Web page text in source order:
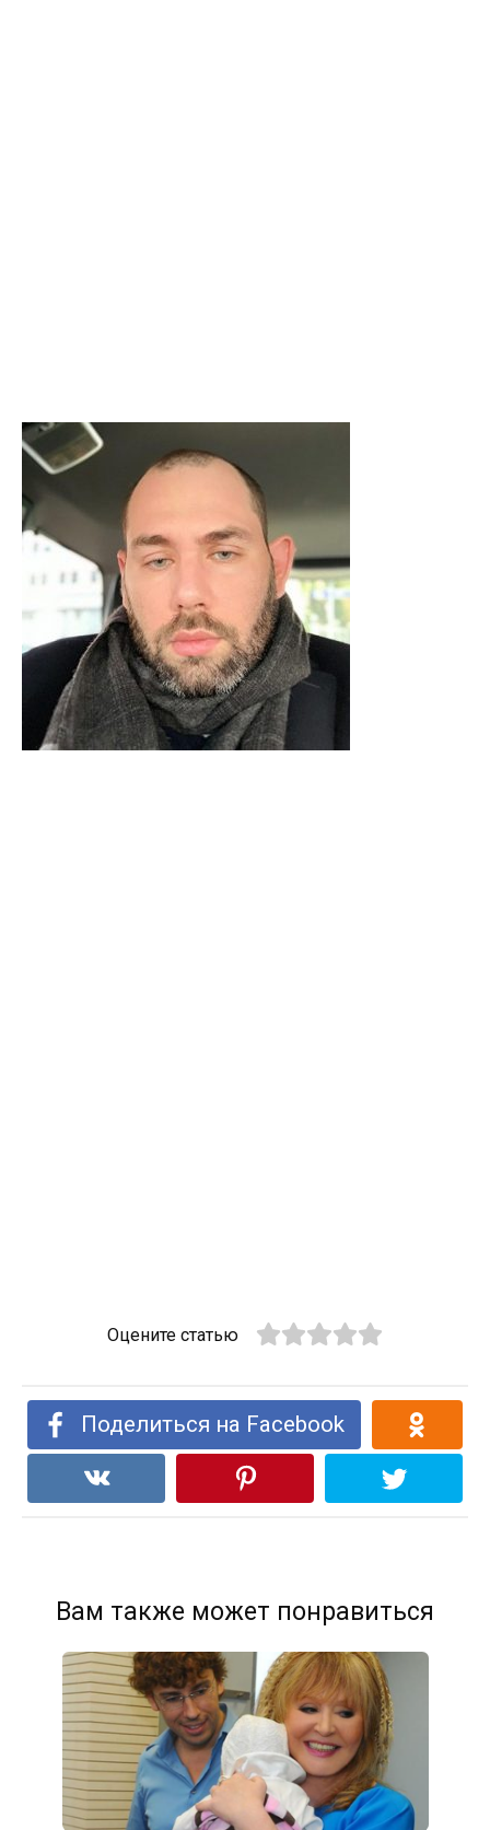
Оцените статью
Поделиться на Facebook
Вам также может понравиться